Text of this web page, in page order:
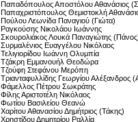
Παπαδόπουλος Αποστόλου Αθανάσιος
Παπαχριστόπουλος Θεμιστοκλή
Πούλου Λεωνίδα Παναγιού (Γιώτα)
Ραγκούσης Νικολάου Ιωάννης
Σκουρολιάκος Λουκά Παναγιώτης
Συρμαλένιος Ευαγγέλου Νικόλαος
Τελιγιορίδου Ιωάννη Ολυμπία
Τζάκρη Εμμανουήλ Θεοδώρα
Τζούφη Στεφάνου Μερόπη
Τριανταφυλλίδης Γεωργίου Αλέξανδρος
Φάμελλος Πέτρου Σωκράτης
Φίλης Αριστοτέλη Νικόλαος
Φωτίου Βασιλείου Θεανώ
Χαρίτου Αθανασίου Δημήτριος (Τάκης)
Χρηστίδου Δημητρίου Ραλλία